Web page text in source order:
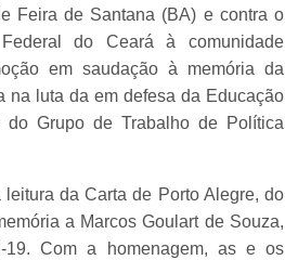
Feira de Santana (BA) e contra o
do Ceará à comunidade
em saudação à memória da
na luta da em defesa da Educação
do Grupo de Trabalho de Política
da Carta de Porto Alegre, do
a Marcos Goulart de Souza,
19. Com a homenagem, as e os